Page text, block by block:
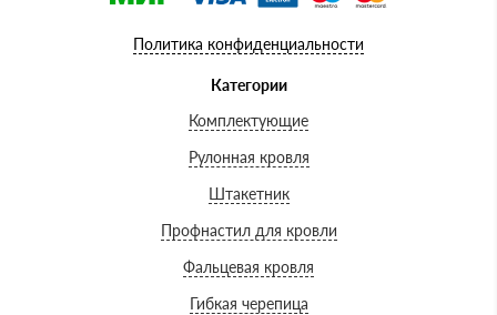
Политика конфиденциальности
Категории
Комплектующие
Рулонная кровля
Штакетник
Профнастил для кровли
Фальцевая кровля
Гибкая черепица